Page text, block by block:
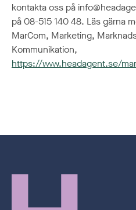
kontakta oss på
på 08-515 140 48. Läs gärna
MarCom, Marketing,
Kommunikation,
https://www.headagent.se/